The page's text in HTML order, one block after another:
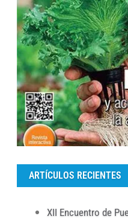
ARTÍCULOS RECIENTES
XII Encuentro de